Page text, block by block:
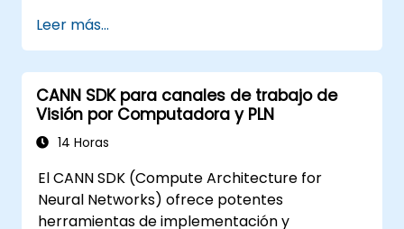
Leer más...
CANN SDK para canales de trabajo de
Visión por Computadora y PLN
14 Horas
El CANN SDK (Compute Architecture for
Neural Networks) ofrece potentes
herramientas de implementación y